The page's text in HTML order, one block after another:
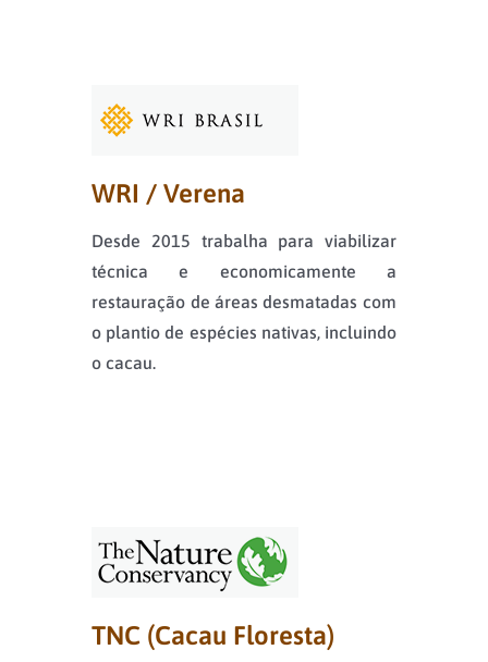
WRI / Verena
Desde 2015 trabalha para viabilizar
técnica e economicamente a
restauração de áreas desmatadas com
o plantio de espécies nativas, incluindo
o cacau.
TNC (Cacau Floresta)